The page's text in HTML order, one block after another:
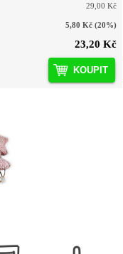
29,00 Kč
5,80 Kč (20%)
23,20 Kč
KOUPIT